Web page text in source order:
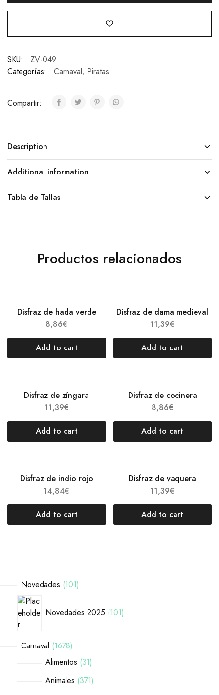
SKU:
ZV-049
Categorías:
Carnaval, Piratas
Compartir:
Description
Additional information
Tabla de Tallas
Productos relacionados
Disfraz de hada verde
8,86€
Add to cart
Disfraz de dama medieval
11,39€
Add to cart
Disfraz de zíngara
11,39€
Add to cart
Disfraz de cocinera
8,86€
Add to cart
Disfraz de indio rojo
14,84€
Add to cart
Disfraz de vaquera
11,39€
Add to cart
Novedades 101
Novedades 2025 101
Carnaval 1678
Alimentos 31
Animales 371